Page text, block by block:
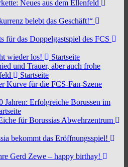
Neues aus dem Ellenfeld
belebt das Geschäft!“
für das Doppelgastspiel des FCS
wieder los!
Startseite
und Trauer, aber auch frohe
Startseite
Kurve für die FCS-Fan-Szene
Jahren: Erfolgreiche Borussen im
für Borussias Abwehrzentrum
bekommt das Eröffnungsspiel!
Gerd Zewe – happy birthay!